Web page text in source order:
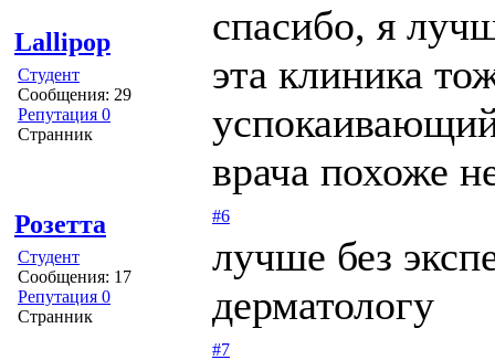
Lallipop
Студент
Сообщения: 29
Репутация 0
Странник
спасибо, я
эта клиника
врача похоже
Розетта
Студент
Сообщения: 17
Репутация 0
Странник
#6
лучше без
дерматологу
#7